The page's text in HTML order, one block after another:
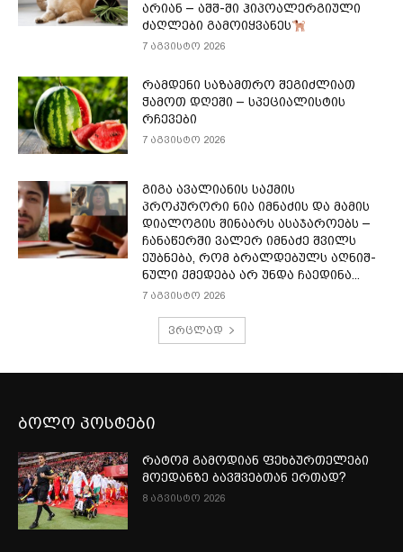
არიან – აშშ-ში ჰიპოალერგიული
ძაღლები გამოიყვანეს
7 აგვისტო 2026
რამდენი საზამთრო შეგიძლიათ
ჭამოთ დღეში – სპეციალისტის
რჩევები
7 აგვისტო 2026
გიგა ავალიანის საქმის
პროკურორი ნია იმნაძის და მამის
დიალოგის შინაარს ასაჯაროებს –
ჩა­ნა­წერ­ში ვა­ლერ იმ­ნა­ძე შვილს
ეუბ­ნე­ბა, რომ ბრალ­დე­ბულს აღ­ნიშ­
ნუ­ლი ქმე­დე­ბა არ უნდა ჩა­ე­დი­ნა...
7 აგვისტო 2026
ვრცლად
ბოლო პოსტები
რატომ გამოდიან ფეხბურთელები
მოედანზე ბავშვებთან ერთად?
8 აგვისტო 2026